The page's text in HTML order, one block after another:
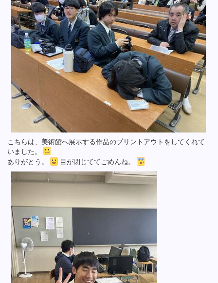
こちらは、美術館へ展示する作品のプリントアウトをしてくれて
いました。
ありがとう。
目が閉じててごめんね。